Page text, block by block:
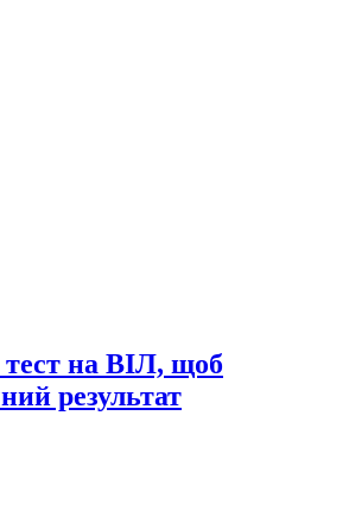
на ВІЛ, щоб
результат